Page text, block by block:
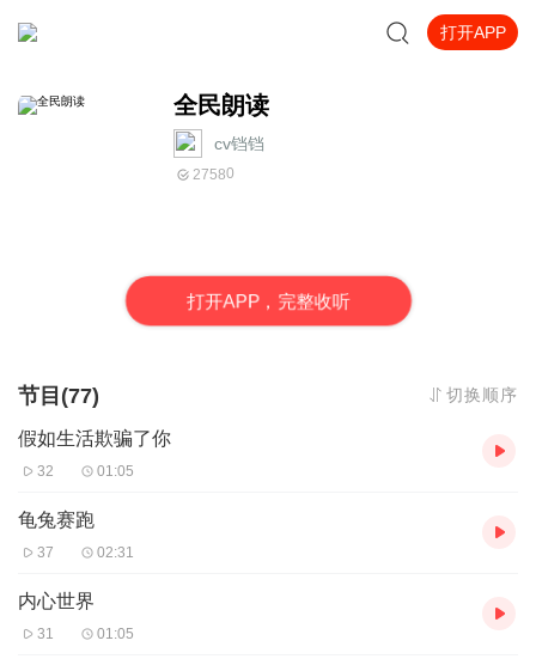
打开APP
全民朗读
cv铛铛
27580
打开APP，完整收听
节目(77) 切换顺序
假如生活欺骗了你
32 01:05
龟兔赛跑
37 02:31
内心世界
31 01:05